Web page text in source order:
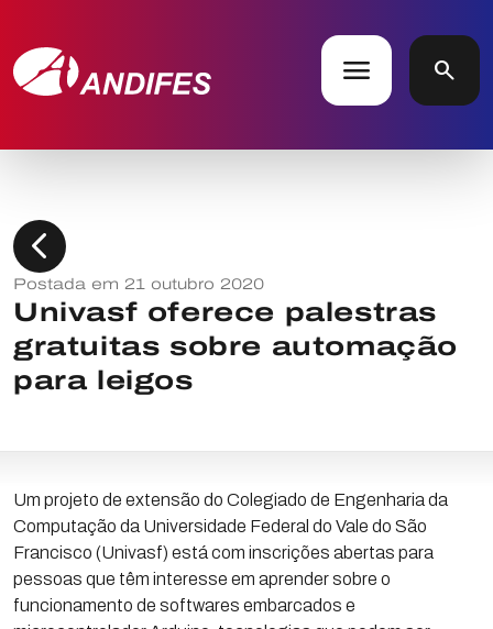
menu search
chevron_left
Postada em 21 outubro 2020
Univasf oferece palestras
gratuitas sobre automação
para leigos
Um projeto de extensão do Colegiado de Engenharia da
Computação da Universidade Federal do Vale do São
Francisco (Univasf) está com inscrições abertas para
pessoas que têm interesse em aprender sobre o
funcionamento de softwares embarcados e